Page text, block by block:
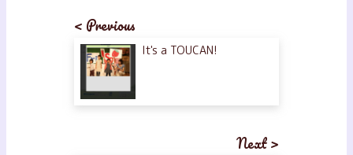
< Previous
It's a TOUCAN!
Next >